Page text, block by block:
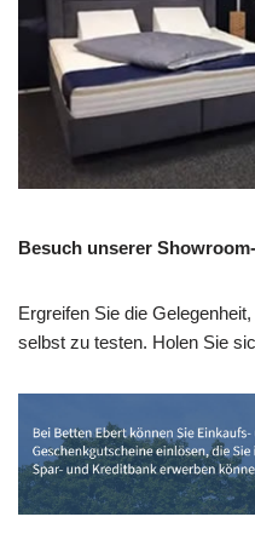
Besuch unserer
Ergreifen Sie die
selbst zu testen. Holen Sie